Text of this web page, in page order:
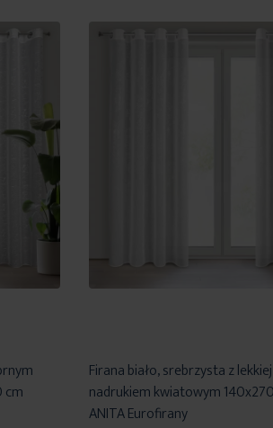
cm
Firana biało, srebrzysta z
nadrukiem kwiatowym
ANITA Eurofirany